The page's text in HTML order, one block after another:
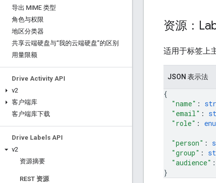
导出 MIME 类型
角色与权限
地区分类器
共享云端硬盘与“我的云端硬盘”的区别
用量限额
Drive Activity API
v2
客户端库
客户端库下载
Drive Labels API
v2
资源摘要
REST 资源
资源：
适用于标签上
JSON 表示法
{
"name" :
"email" :
"role" :
"person" :
"group" :
"audience" :
}